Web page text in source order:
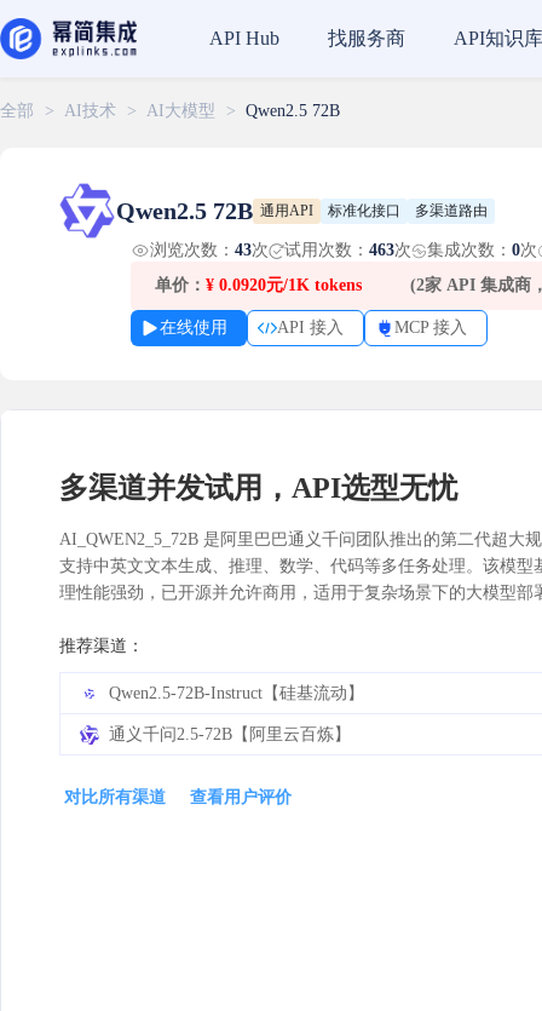
全部 > AI技术 > AI大模型 > Qwen2.5 72B
Qwen2.5 72B 通用API 标准化接口 多渠道路由
浏览次数： 43次 试用次数： 463次 集成次数： 0次
单价： ¥ 0.0920元/1K tokens (2家 API 集成商
在线使用 API 接入 MCP 接入
多渠道并发试用，API选型无忧
AI_QWEN2_5_72B 是阿里巴巴通义千问团队推出的第二代超大
支持中英文文本生成、推理、数学、代码等多任务处理。该模型
理性能强劲，已开源并允许商用，适用于复杂场景下的大模型部
推荐渠道：
Qwen2.5-72B-Instruct【硅基流动】
通义千问2.5-72B【阿里云百炼】
对比所有渠道 查看用户评价
API Hub 找服务商 API知识库